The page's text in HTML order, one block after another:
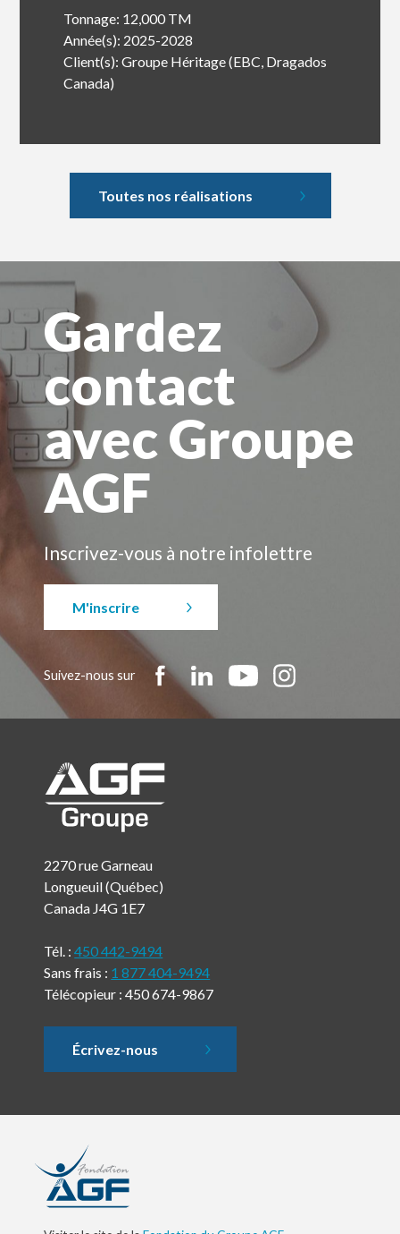
Tonnage: 12,000 TM
Année(s): 2025-2028
Client(s): Groupe Héritage (EBC, Dragados
Canada)
Toutes nos réalisations
Gardez
contact
avec Groupe
AGF
Inscrivez-vous à notre infolettre
M'inscrire
Suivez-nous sur
2270 rue Garneau
Longueuil (Québec)
Canada J4G 1E7
Tél. :450 442-9494
Sans frais : 1 877 404-9494
Télécopieur : 450 674-9867
Écrivez-nous